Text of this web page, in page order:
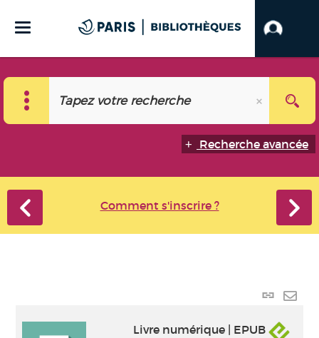
Recherche avancée
Comment s'inscrire ?
Lien
Livre numérique | EPUB